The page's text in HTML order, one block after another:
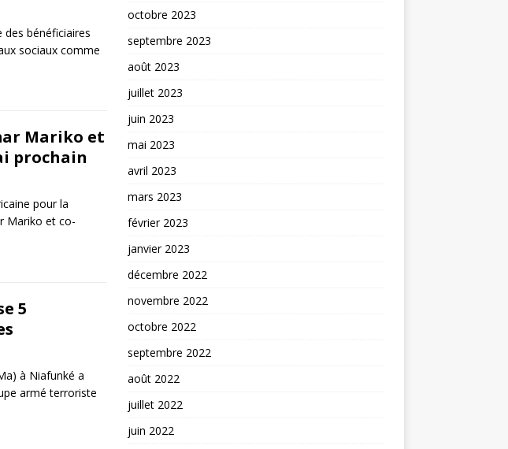
des bénéficiaires
sociaux comme
Mariko et
prochain
pour la
Mariko et co-
5
à Niafunké a
armé terroriste
octobre 2023
septembre 2023
août 2023
juillet 2023
juin 2023
mai 2023
avril 2023
mars 2023
février 2023
janvier 2023
décembre 2022
novembre 2022
octobre 2022
septembre 2022
août 2022
juillet 2022
juin 2022